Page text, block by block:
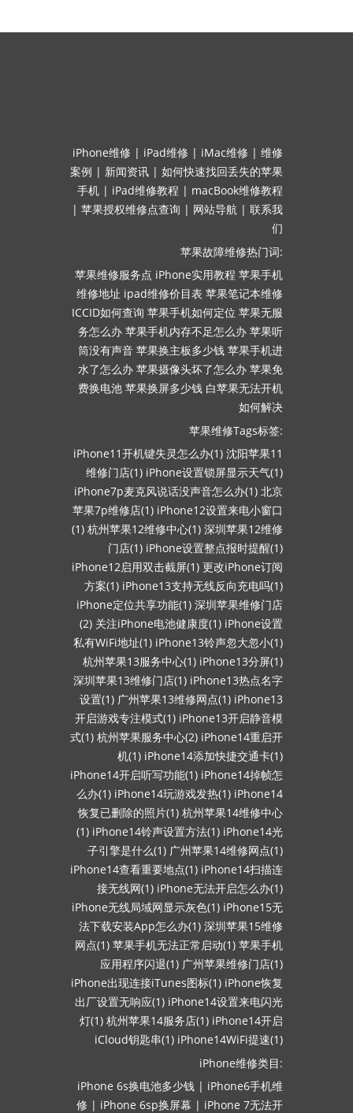
iPhone维修 | iPad维修 | iMac维修 | 维修
案例 | 新闻资讯 | 如何快速找回丢失的苹果
手机 | iPad维修教程 | macBook维修教程
| 苹果授权维修点查询 | 网站导航 | 联系我
们
苹果故障维修热门词:
苹果维修服务点 iPhone实用教程 苹果手机
维修地址 ipad维修价目表 苹果笔记本维修
ICCID如何查询 苹果手机如何定位 苹果无服
务怎么办 苹果手机内存不足怎么办 苹果听
筒没有声音 苹果换主板多少钱 苹果手机进
水了怎么办 苹果摄像头坏了怎么办 苹果免
费换电池 苹果换屏多少钱 白苹果无法开机
如何解决
苹果维修Tags标签:
iPhone11开机键失灵怎么办(1) 沈阳苹果11
维修门店(1) iPhone设置锁屏显示天气(1)
iPhone7p麦克风说话没声音怎么办(1) 北京
苹果7p维修店(1) iPhone12设置来电小窗口
(1) 杭州苹果12维修中心(1) 深圳苹果12维修
门店(1) iPhone设置整点报时提醒(1)
iPhone12启用双击截屏(1) 更改iPhone订阅
方案(1) iPhone13支持无线反向充电吗(1)
iPhone定位共享功能(1) 深圳苹果维修门店
(2) 关注iPhone电池健康度(1) iPhone设置
私有WiFi地址(1) iPhone13铃声忽大忽小(1)
杭州苹果13服务中心(1) iPhone13分屏(1)
深圳苹果13维修门店(1) iPhone13热点名字
设置(1) 广州苹果13维修网点(1) iPhone13
开启游戏专注模式(1) iPhone13开启静音模
式(1) 杭州苹果服务中心(2) iPhone14重启开
机(1) iPhone14添加快捷交通卡(1)
iPhone14开启听写功能(1) iPhone14掉帧怎
么办(1) iPhone14玩游戏发热(1) iPhone14
恢复已删除的照片(1) 杭州苹果14维修中心
(1) iPhone14铃声设置方法(1) iPhone14光
子引擎是什么(1) 广州苹果14维修网点(1)
iPhone14查看重要地点(1) iPhone14扫描连
接无线网(1) iPhone无法开启怎么办(1)
iPhone无线局域网显示灰色(1) iPhone15无
法下载安装App怎么办(1) 深圳苹果15维修
网点(1) 苹果手机无法正常启动(1) 苹果手机
应用程序闪退(1) 广州苹果维修门店(1)
iPhone出现连接iTunes图标(1) iPhone恢复
出厂设置无响应(1) iPhone14设置来电闪光
灯(1) 杭州苹果14服务店(1) iPhone14开启
iCloud钥匙串(1) iPhone14WiFi提速(1)
iPhone维修类目:
iPhone 6s换电池多少钱 | iPhone6手机维
修 | iPhone 6sp换屏幕 | iPhone 7无法开